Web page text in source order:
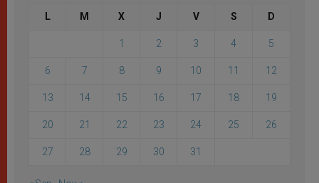
L M X J V S D
1 2 3 4 5
6 7 8 9 10 11 12
13 14 15 16 17 18 19
20 21 22 23 24 25 26
27 28 29 30 31